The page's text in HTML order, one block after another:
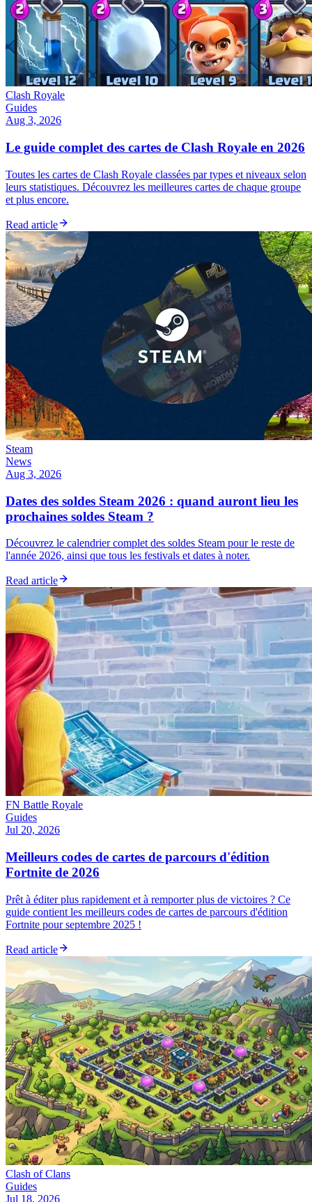
Clash Royale
Guides
Aug 3, 2026
Le guide complet des cartes de Clash Royale en 2026
Toutes les cartes de Clash Royale classées par types et niveaux selon
leurs statistiques. Découvrez les meilleures cartes de chaque groupe
et plus encore.
Read article
Steam
News
Aug 3, 2026
Dates des soldes Steam 2026 : quand auront lieu les
prochaines soldes Steam ?
Découvrez le calendrier complet des soldes Steam pour le reste de
l'année 2026, ainsi que tous les festivals et dates à noter.
Read article
FN Battle Royale
Guides
Jul 20, 2026
Meilleurs codes de cartes de parcours d'édition
Fortnite de 2026
Prêt à éditer plus rapidement et à remporter plus de victoires ? Ce
guide contient les meilleurs codes de cartes de parcours d'édition
Fortnite pour septembre 2025 !
Read article
Clash of Clans
Guides
Jul 18, 2026